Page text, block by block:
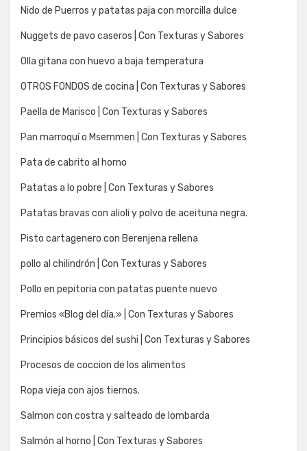
Nido de Puerros y patatas paja con morcilla dulce
Nuggets de pavo caseros | Con Texturas y Sabores
Olla gitana con huevo a baja temperatura
OTROS FONDOS de cocina | Con Texturas y Sabores
Paella de Marisco | Con Texturas y Sabores
Pan marroquí o Msemmen | Con Texturas y Sabores
Pata de cabrito al horno
Patatas a lo pobre | Con Texturas y Sabores
Patatas bravas con alioli y polvo de aceituna negra.
Pisto cartagenero con Berenjena rellena
pollo al chilindrón | Con Texturas y Sabores
Pollo en pepitoria con patatas puente nuevo
Premios «Blog del día.» | Con Texturas y Sabores
Principios básicos del sushi | Con Texturas y Sabores
Procesos de coccion de los alimentos
Ropa vieja con ajos tiernos.
Salmon con costra y salteado de lombarda
Salmón al horno | Con Texturas y Sabores